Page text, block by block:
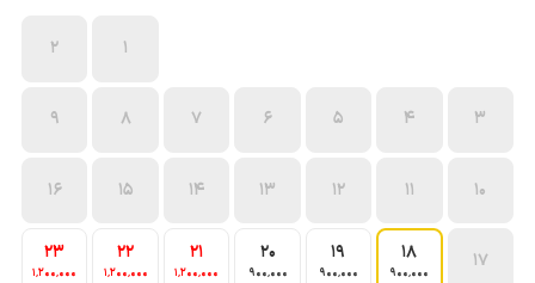
1
2
3
4
5
6
7
8
9
10
11
12
13
14
15
16
17
18
900٬000
19
900٬000
20
900٬000
21
1٬200٬000
22
1٬200٬000
23
1٬200٬000